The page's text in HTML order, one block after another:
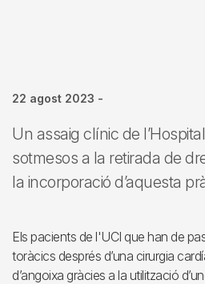
22 agost 2023 -
Un assaig clínic de
sotmesos a la retirada de
la incorporació d’aquesta
Els pacients de l'UCI que han de
toràcics després d’una cirurgia
d’angoixa gràcies a la utilització